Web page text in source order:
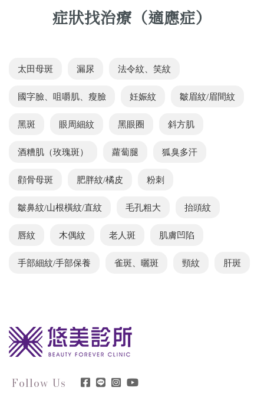
症狀找治療（適應症）
太田母斑 漏尿 法令紋、笑紋
國字臉、咀嚼肌、瘦臉 妊娠紋 皺眉紋/眉間紋
黑斑 眼周細紋 黑眼圈 斜方肌
酒糟肌（玫瑰斑） 蘿蔔腿 狐臭多汗
顴骨母斑 肥胖紋/橘皮 粉刺
皺鼻紋/山根橫紋/直紋 毛孔粗大 抬頭紋
唇紋 木偶紋 老人斑 肌膚凹陷
手部細紋/手部保養 雀斑、曬斑 頸紋 肝斑
Follow Us